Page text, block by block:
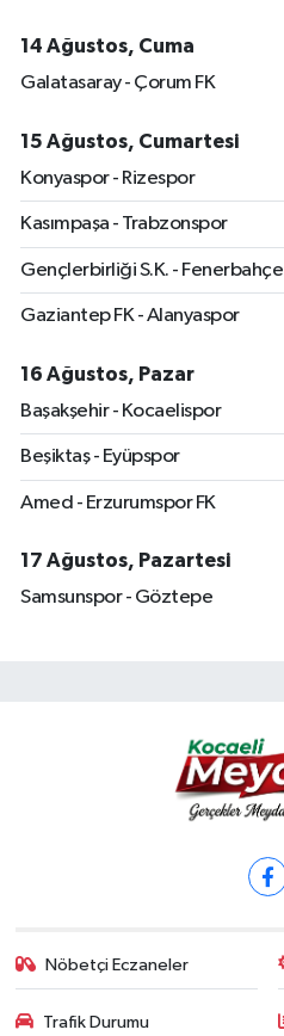
14 Ağustos, Cuma
Galatasaray - Çorum FK
15 Ağustos, Cumartesi
Konyaspor - Rizespor
Kasımpaşa - Trabzonspor
Gençlerbirliği S.K. - Fenerbahçe
Gaziantep FK - Alanyaspor
16 Ağustos, Pazar
Başakşehir - Kocaelispor
Beşiktaş - Eyüpspor
Amed - Erzurumspor FK
17 Ağustos, Pazartesi
Samsunspor - Göztepe
Nöbetçi Eczaneler
Trafik Durumu